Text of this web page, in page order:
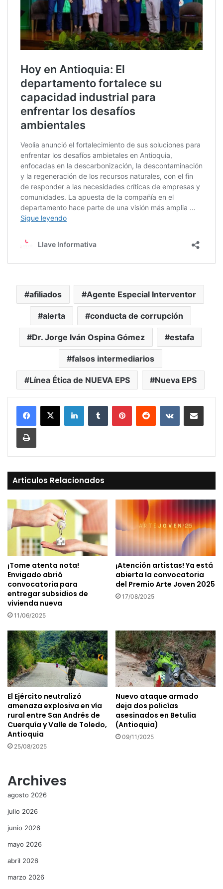
afiliados Agente Especial Interventor
alerta conducta de corrupción
Dr. Jorge Iván Ospina Gómez estafa
falsos intermediarios
Línea Ética de NUEVA EPS Nueva EPS
LinkedInTumblr PinterestReddit VKontakteCompartir vía Mail
Print
Articulos Relacionados
¡Tome atenta nota!
Envigado abrió
convocatoria para
entregar subsidios de
vivienda nueva
11/06/2025
¡Atención artistas! Ya está
abierta la convocatoria
del Premio Arte Joven 2025
17/08/2025
El Ejército neutralizó
amenaza explosiva en vía
rural entre San Andrés de
Cuerquía y Valle de Toledo,
Antioquia
25/08/2025
Nuevo ataque armado
deja dos policías
asesinados en Betulia
(Antioquia)
09/11/2025
Archives
agosto 2026
julio 2026
junio 2026
mayo 2026
abril 2026
marzo 2026